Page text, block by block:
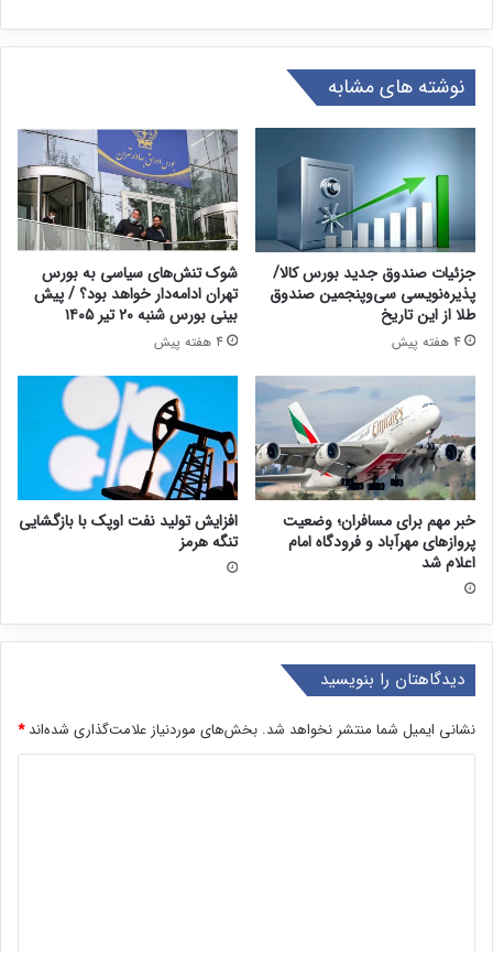
نوشته های مشابه
جزئیات صندوق جدید بورس کالا/
پذیره‌نویسی سی‌وپنجمین صندوق
طلا از این تاریخ
4 هفته پیش
شوک تنش‌های سیاسی به بورس
تهران ادامه‌دار خواهد بود؟ / پیش
بینی بورس شنبه ۲۰ تیر ۱۴۰۵
4 هفته پیش
خبر مهم برای مسافران؛ وضعیت
پروازهای مهرآباد و فرودگاه امام
اعلام شد
افزایش تولید نفت اوپک با بازگشایی
تنگه هرمز
دیدگاهتان را بنویسید
نشانی ایمیل شما منتشر نخواهد شد. بخش‌های موردنیاز علامت‌گذاری شده‌اند*